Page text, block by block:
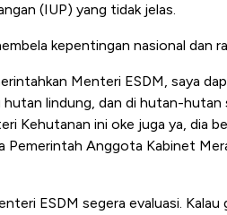
(IUP) yang tidak jelas.
kepentingan nasional dan
Menteri ESDM, saya
hutan lindung, dan di hutan-hutan
Kehutanan ini oke juga ya, dia
Pemerintah Anggota Kabinet
ESDM segera evaluasi.